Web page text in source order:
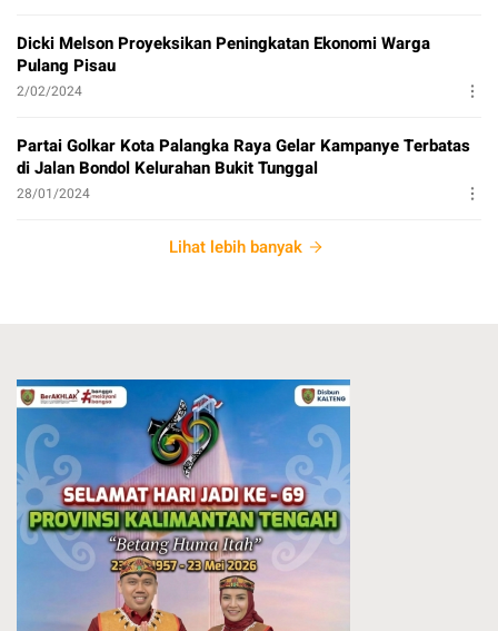
Dicki Melson Proyeksikan Peningkatan Ekonomi Warga
Pulang Pisau
2/02/2024
Partai Golkar Kota Palangka Raya Gelar Kampanye Terbatas
di Jalan Bondol Kelurahan Bukit Tunggal
28/01/2024
Lihat lebih banyak